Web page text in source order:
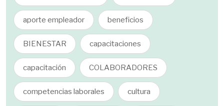
aporte empleador beneficios
BIENESTAR capacitaciones
capacitación COLABORADORES
competencias laborales cultura